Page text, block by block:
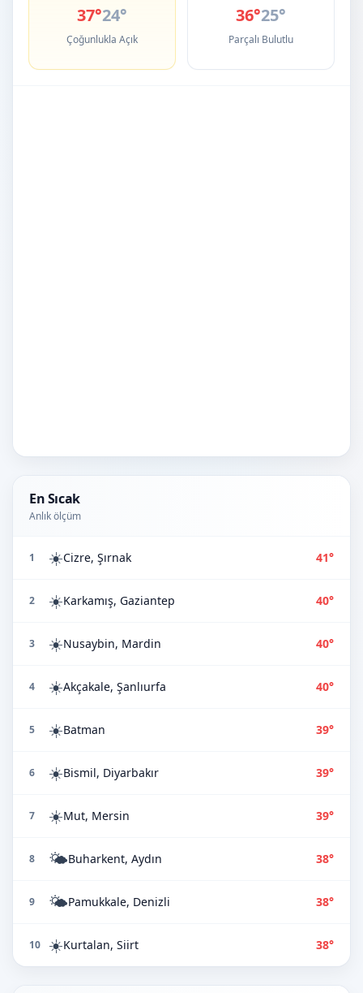
37°24°
Çoğunlukla Açık
36°25°
Parçalı Bulutlu
En Sıcak
Anlık ölçüm
1 ☀️Cizre, Şırnak 41°
2 ☀️Karkamış, Gaziantep 40°
3 ☀️Nusaybin, Mardin 40°
4 ☀️Akçakale, Şanlıurfa 40°
5 ☀️Batman 39°
6 ☀️Bismil, Diyarbakır 39°
7 ☀️Mut, Mersin 39°
8 🌤️Buharkent, Aydın 38°
9 🌤️Pamukkale, Denizli 38°
10 ☀️Kurtalan, Siirt 38°